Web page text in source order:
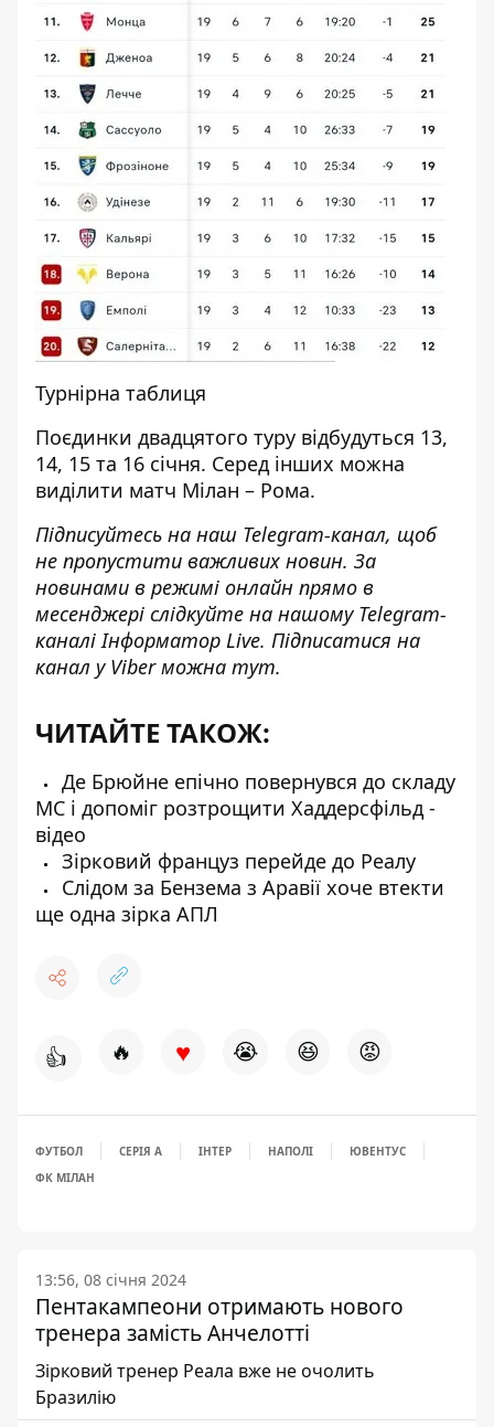
Турнірна таблиця
Поєдинки двадцятого туру відбудуться 13,
14, 15 та 16 січня. Серед інших можна
виділити матч Мілан – Рома.
Підписуйтесь на наш Telegram-канал, щоб
не пропустити важливих новин. За
новинами в режимі онлайн прямо в
месенджері слідкуйте на нашому Telegram-
каналіІнформатор Live. Підписатися на
канал у Viber можна тут.
ЧИТАЙТЕ ТАКОЖ:
Де Брюйне епічно повернувся до складу
МС і допоміг розтрощити Хаддерсфільд -
відео
Зірковий француз перейде до Реалу
Слідом за Бензема з Аравії хоче втекти
ще одна зірка АПЛ
👍 🔥 ♥ 😭 😆 😡
ФУТБОЛ СЕРІЯ А ІНТЕР НАПОЛІ
ЮВЕНТУС
ФК МІЛАН
13:56, 08 січня 2024
Пентакампеони отримають нового
тренера замість Анчелотті
Зірковий тренер Реала вже не очолить
Бразилію